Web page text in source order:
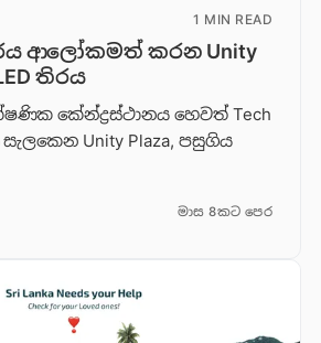
1 MIN READ
ආලෝකමත් කරන Unity
තිරය
කේන්ද්‍රස්ථානය හෙවත් Tech
Unity Plaza, පසුගිය
මාස 8කට පෙර